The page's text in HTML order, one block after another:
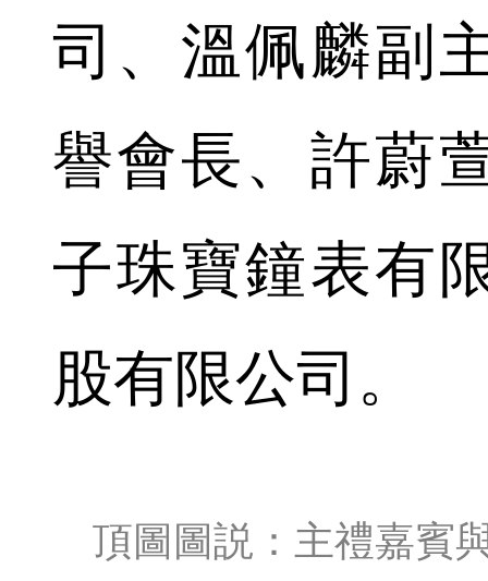
司、溫佩麟副
譽會長、許蔚
子珠寶鐘表有
股有限公司。
頂圖圖説：主禮嘉賓